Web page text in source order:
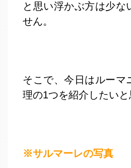
と思い浮かぶ方は少な
せん。
そこで、今日はルーマ
理の1つを紹介したいと
※サルマーレの写真